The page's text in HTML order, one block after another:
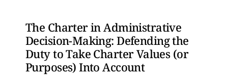
The Charter in Administrative
Decision-Making: Defending the
Duty to Take Charter Values (or
Purposes) Into Account